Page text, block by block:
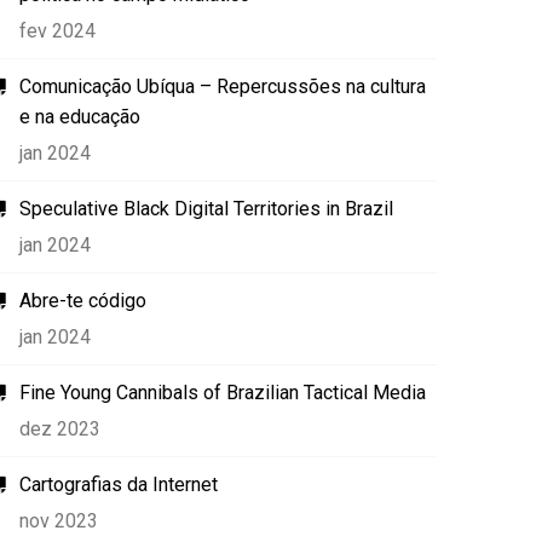
fev 2024
Comunicação Ubíqua – Repercussões na cultura
e na educação
jan 2024
Speculative Black Digital Territories in Brazil
jan 2024
Abre-te código
jan 2024
Fine Young Cannibals of Brazilian Tactical Media
dez 2023
Cartografias da Internet
nov 2023